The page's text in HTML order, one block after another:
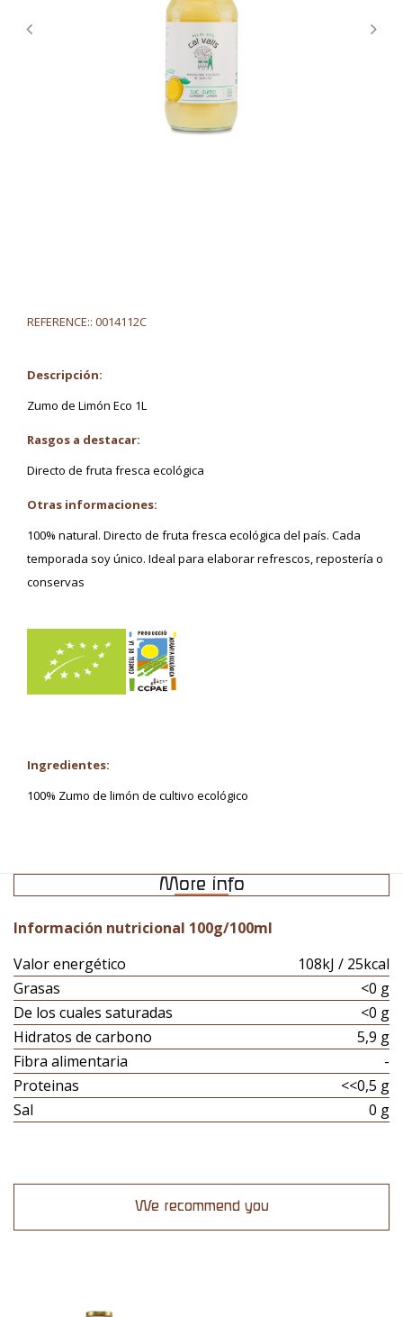
REFERENCE:: 0014112C
Descripción:
Zumo de Limón Eco 1L
Rasgos a destacar:
Directo de fruta fresca ecológica
Otras informaciones:
100% natural. Directo de fruta fresca ecológica del país. Cada
temporada soy único. Ideal para elaborar refrescos, repostería o
conservas
Ingredientes:
100% Zumo de limón de cultivo ecológico
More info
Información nutricional 100g/100ml
Valor energético
108kJ / 25kcal
Grasas
<0 g
De los cuales saturadas
<0 g
Hidratos de carbono
5,9 g
Fibra alimentaria
-
Proteinas
<<0,5 g
Sal
0 g
We recommend you